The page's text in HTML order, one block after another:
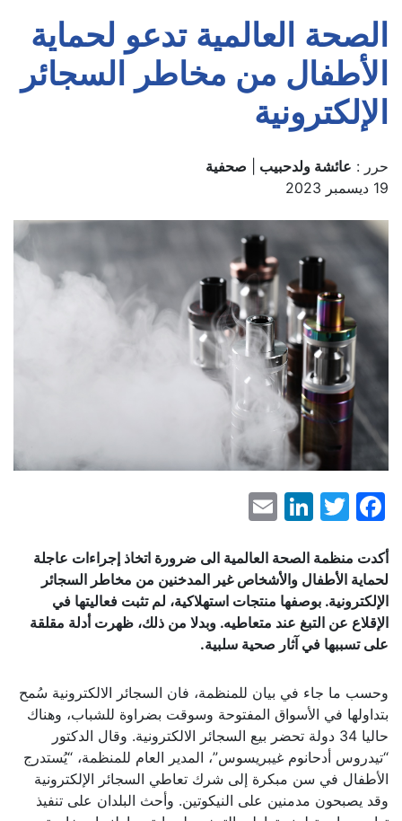
الصحة العالمية تدعو لحماية
الأطفال من مخاطر السجائر
الإلكترونية
حرر : عائشة ولدحبيب
صحفية
19 ديسمبر 2023
Facebook
Twitter
LinkedIn
أكدت منظمة الصحة العالمية الى ضرورة اتخاذ إجراءات عاجلة
لحماية الأطفال والأشخاص غير المدخنين من مخاطر السجائر
الإلكترونية. بوصفها منتجات استهلاكية، لم تثبت فعاليتها في
الإقلاع عن التبغ عند متعاطيه. وبدلا من ذلك، ظهرت أدلة مقلقة
على تسببها في آثار صحية سلبية.
وحسب ما جاء في بيان للمنظمة، فان السجائر الالكترونية سُمح
بتداولها في الأسواق المفتوحة وسوقت بضراوة للشباب، وهناك
حاليا 34 دولة تحضر بيع السجائر الالكترونية. وقال الدكتور
“تيدروس أدحانوم غيبريسوس”، المدير العام للمنظمة، “يُستدرج
الأطفال في سن مبكرة إلى شرك تعاطي السجائر الإلكترونية
وقد يصبحون مدمنين على النيكوتين. وأحث البلدان على تنفيذ